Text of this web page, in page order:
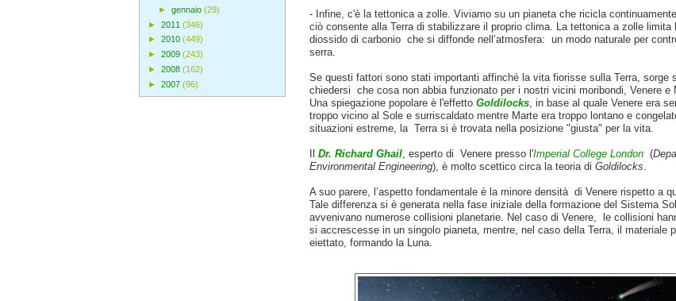
- Infine, c'è la tettonica a zolle. Viviamo su un pianeta che ricicla
ciò consente alla Terra di stabilizzare il proprio clima. La tettonica a zolle limita
diossido di carbonio che si diffonde nell’atmosfera: un modo naturale per
serra.
Se questi fattori sono stati importanti affinché la vita fiorisse sulla Terra, sorge
chiedersi che cosa non abbia funzionato per i nostri vicini moribondi, Venere e
Una spiegazione popolare è l'effetto Goldilocks, in base al quale Venere era
troppo vicino al Sole e surriscaldato mentre Marte era troppo lontano e
situazioni estreme, la Terra si è trovata nella posizione "giusta" per la vita.
Dr. Richard Ghail, esperto di Venere presso l'Imperial College London(
Environmental Engineering), è molto scettico circa la teoria di Goldilocks.
A suo parere, l’aspetto fondamentale è la minore densità di Venere rispetto a
Tale differenza si è generata nella fase iniziale della formazione del Sistema
avvenivano numerose collisioni planetarie. Nel caso di Venere, le collisioni
si accrescesse in un singolo pianeta, mentre, nel caso della Terra, il materiale
eiettato, formando la Luna.
► gennaio (29)
► 2011 (346)
► 2010 (449)
► 2009 (243)
► 2008 (162)
► 2007 (96)